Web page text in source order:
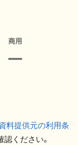
商用
料提供元の利用条
認ください。